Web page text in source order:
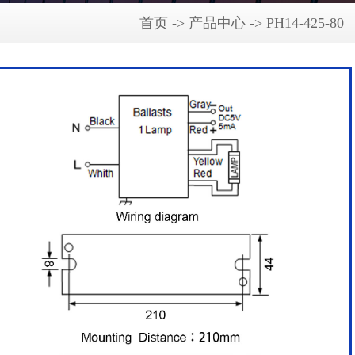
首页 -> 产品中心 -> PH14-425-80